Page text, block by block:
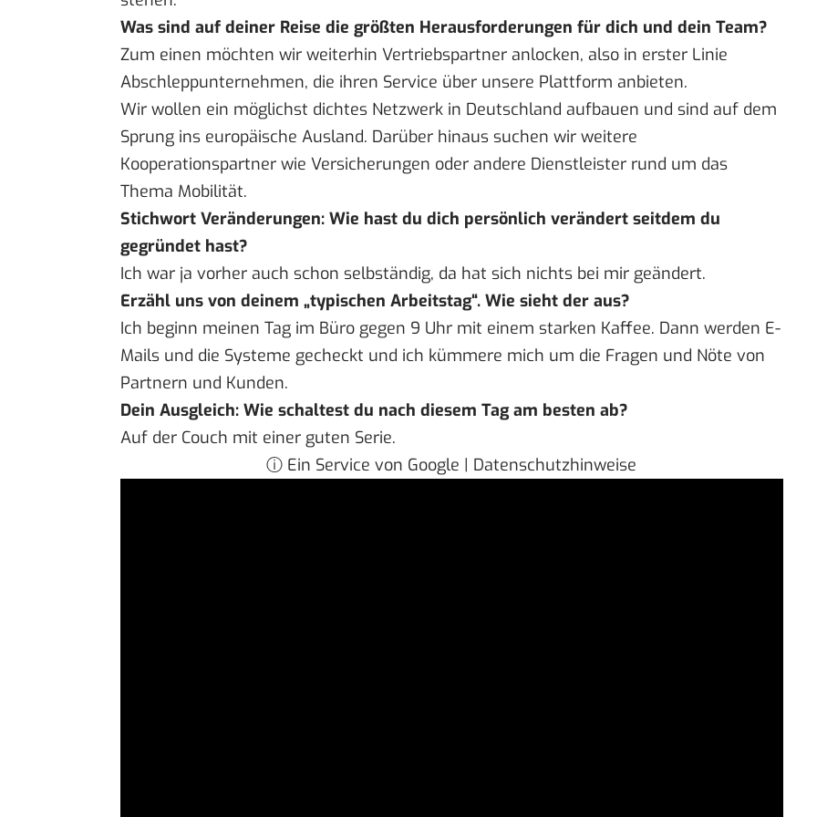
Was sind auf deiner Reise die größten Herausforderungen für dich und dein Team?
Zum einen möchten wir weiterhin Vertriebspartner anlocken, also in erster Linie
Abschleppunternehmen, die ihren Service über unsere Plattform anbieten.
Wir wollen ein möglichst dichtes Netzwerk in Deutschland aufbauen und sind auf dem
Sprung ins europäische Ausland. Darüber hinaus suchen wir weitere
Kooperationspartner wie Versicherungen oder andere Dienstleister rund um das
Thema Mobilität.
Stichwort Veränderungen: Wie hast du dich persönlich verändert seitdem du
gegründet hast?
Ich war ja vorher auch schon selbständig, da hat sich nichts bei mir geändert.
Erzähl uns von deinem „typischen Arbeitstag“. Wie sieht der aus?
Ich beginn meinen Tag im Büro gegen 9 Uhr mit einem starken Kaffee. Dann werden E-
Mails und die Systeme gecheckt und ich kümmere mich um die Fragen und Nöte von
Partnern und Kunden.
Dein Ausgleich: Wie schaltest du nach diesem Tag am besten ab?
Auf der Couch mit einer guten Serie.
ⓘ Ein Service von Google | Datenschutzhinweise